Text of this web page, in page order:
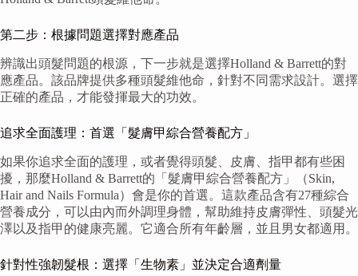
第二步：根據問題選擇對應產品
辨識出頭髮問題的根源，下一步就是選擇Holland & Barrett的對
應產品。該品牌提供多種頭髮維他命，針對不同需求設計。選擇
正確的產品，才能發揮最大的功效。
追求全面護理：首選「髮膚甲綜合營養配方」
如果你追求全面的護理，或者覺得頭髮、皮膚、指甲都有些困
擾，那麼Holland & Barrett的「髮膚甲綜合營養配方」（Skin,
Hair and Nails Formula）會是你的首選。這款產品含有27種綜合
營養成分，可以由內而外調理身體，幫助維持皮膚彈性、頭髮光
澤以及指甲的健康亮麗。它適合所有年齡層，並且男女都適用。
針對性強韌髮根：選擇「生物素」並決定合適劑量